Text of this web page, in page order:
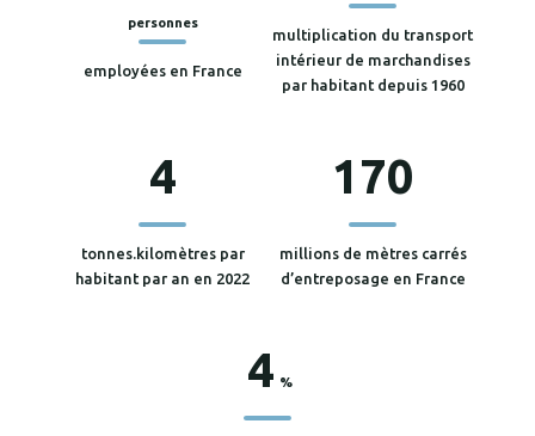
personnes
employées en France
multiplication du transport
intérieur de marchandises
par habitant depuis 1960
4
tonnes.kilomètres par
habitant par an en 2022
170
millions de mètres carrés
d’entreposage en France
4 %